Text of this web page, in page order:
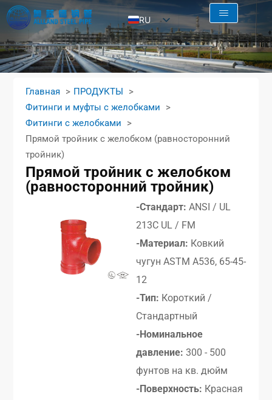
RU
EN
AR
Главная
ПРОДУКТЫ
Фитинги и муфты с желобками
Фитинги с желобками
Прямой тройник с желобком (равносторонний
тройник)
Прямой тройник с желобком
(равносторонний тройник)
-Стандарт: ANSI / UL
213C UL / FM
-Материал: Ковкий
чугун ASTM A536, 65-45-
12
-Тип: Короткий /
Стандартный
-Номинальное
давление: 300 - 500
фунтов на кв. дюйм
-Поверхность: Красная